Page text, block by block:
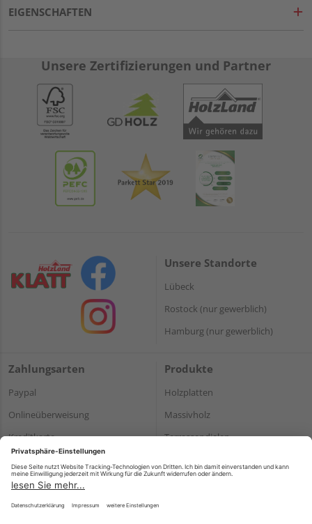
EIGENSCHAFTEN
Unsere Zertifizierungen und Partner
Unsere Standorte
Lübeck
Rostock (nur gewerblich)
Hamburg (nur gewerblich)
Zahlungsarten
Paypal
Onlineüberweisung
Kreditkarte
*Bonität vorausgesetzt
Produkte
Holzplatten
Massivholz
Terrassendielen